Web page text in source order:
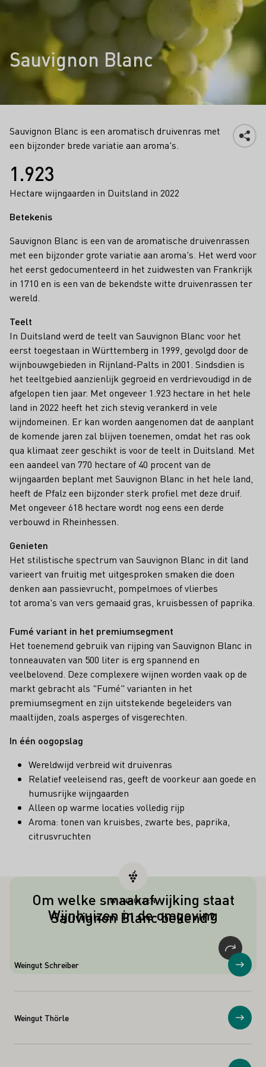
Sauvignon Blanc
Sauvignon Blanc is een aromatisch druivenras met
een bijzonder brede variatie aan aroma's.
Feiten
1.923
Hectare wijngaarden in Duitsland in 2022
Betekenis
Sauvignon Blanc is een van de aromatische druivenrassen
met een bijzonder grote variatie aan aroma's. Het werd voor
het eerst gedocumenteerd in het zuidwesten van Frankrijk
in 1710 en is een van de bekendste witte druivenrassen ter
wereld.
Teelt
In Duitsland werd de teelt van Sauvignon Blanc voor het
eerst toegestaan in Württemberg in 1999, gevolgd door de
wijnbouwgebieden in Rijnland-Palts in 2001. Sindsdien is
het teeltgebied aanzienlijk gegroeid en verdrievoudigd in de
afgelopen tien jaar. Met ongeveer 1.923 hectare in het hele
land in 2022 heeft het zich stevig verankerd in vele
wijndomeinen. Er kan worden aangenomen dat de aanplant
de komende jaren zal blijven toenemen, omdat het ras ook
qua klimaat zeer geschikt is voor de teelt in Duitsland. Met
een aandeel van 770 hectare of 40 procent van de
wijngaarden beplant met Sauvignon Blanc in het hele land,
heeft de Pfalz een bijzonder sterk profiel met deze druif.
Met ongeveer 618 hectare wordt nog eens een derde
verbouwd in Rheinhessen.
Genieten
Het stilistische spectrum van Sauvignon Blanc in dit land
varieert van fruitig met uitgesproken smaken die doen
denken aan passievrucht, pompelmoes of vlierbes
tot aroma's van vers gemaaid gras, kruisbessen of paprika.
Fumé variant in het premiumsegment
Het toenemend gebruik van rijping van Sauvignon Blanc in
tonneauvaten van 500 liter is erg spannend en
veelbelovend. Deze complexere wijnen worden vaak op de
markt gebracht als "Fumé" varianten in het
premiumsegment en zijn uitstekende begeleiders van
maaltijden, zoals asperges of visgerechten.
In één oogopslag
Wereldwijd verbreid wit druivenras
Relatief veeleisend ras, geeft de voorkeur aan goede en
humusrijke wijngaarden
Alleen op warme locaties volledig rijp
Aroma: tonen van kruisbes, zwarte bes, paprika,
citrusvruchten
Om welke smaakafwijking staat
Sauvignon Blanc bekend?
Een typische bijsmaak voor Sauvignon
Blanc en Scheurebe is kattenurine! In
lagere concentraties produceert de
verantwoordelijke stof aroma's van
kruisbessen en cassis, maar in hogere
concentraties kan het veranderen in
een onaangenaam aroma.
WIJNHUIZEN
Wijnhuizen in de omgeving
Weingut Schreiber Toon
Weingut Thörle Toon